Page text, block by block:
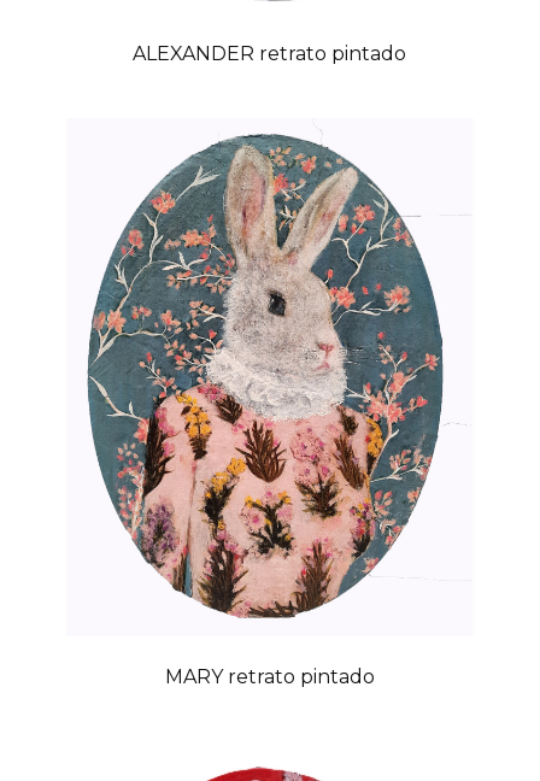
ALEXANDER retrato pintado
MARY retrato pintado